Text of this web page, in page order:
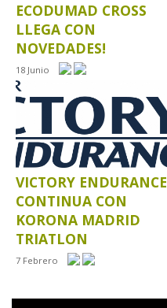
ECODUMAD CROSS
LLEGA CON
NOVEDADES!
18 Junio
VICTORY ENDURANCE
CONTINUA CON
KORONA MADRID
TRIATLON
7 Febrero